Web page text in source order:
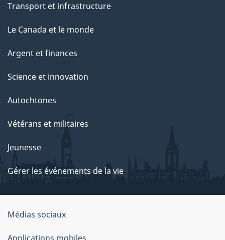
Transport et infrastructure
Le Canada et le monde
Argent et finances
Science et innovation
Autochtones
Vétérans et militaires
Jeunesse
Gérer les événements de la vie
Organisation
du
Médias sociaux